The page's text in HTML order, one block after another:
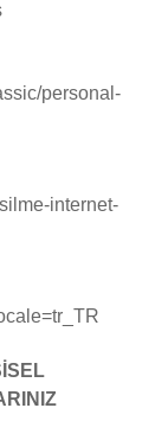
personal-
internet-